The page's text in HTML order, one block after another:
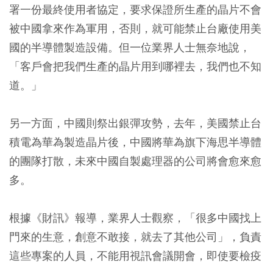
署一份最終使用者協定，要求保證所生產的晶片不會
被中國拿來作為軍用，否則，就可能禁止台廠使用美
國的半導體製造設備。但一位業界人士無奈地說，
「客戶會把我們生產的晶片用到哪裡去，我們也不知
道。」
另一方面，中國則祭出銀彈攻勢，去年，美國禁止台
積電為華為製造晶片後，中國將華為旗下海思半導體
的團隊打散，未來中國自製處理器的公司將會愈來愈
多。
根據《財訊》報導，業界人士觀察，「很多中國找上
門來的生意，創意不敢接，就去了其他公司」，負責
這些專案的人員，不能用視訊會議開會，即使要檢疫